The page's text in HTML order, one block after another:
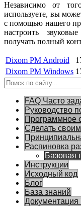
Независимо от
используете, вы
с помощью нашего
настроить
получать полный
Dixom PM Android
Dixom PM Windows
FAQ Часто
Руководство
Программное
Сделать
Распиновка
Базовая
Инструкции
Исходный код
Блог
База знаний